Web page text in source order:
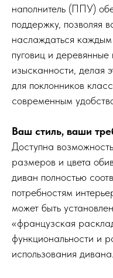
наполнитель (ППУ)
поддержку, позволяя
наслаждаться
пуговиц и
изысканности, делая
для поклонников
современным
Ваш стиль, ваши
Доступна
размеров и цвета
диван полностью
потребностям
может быть
«французская
функциональности и
использования дивана.